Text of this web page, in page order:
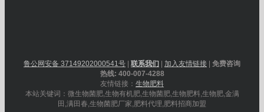
鲁公网安备 37149202000541号 联系我们 加入友情链接
免费咨询
热线: 400-007-4288
友情链接： 生物肥料
本站关键词：微生物菌肥,生物有机肥,生物菌肥,生物肥料,生物肥,金满
田,满田春,生物菌肥厂家,肥料代理,肥料招商加盟